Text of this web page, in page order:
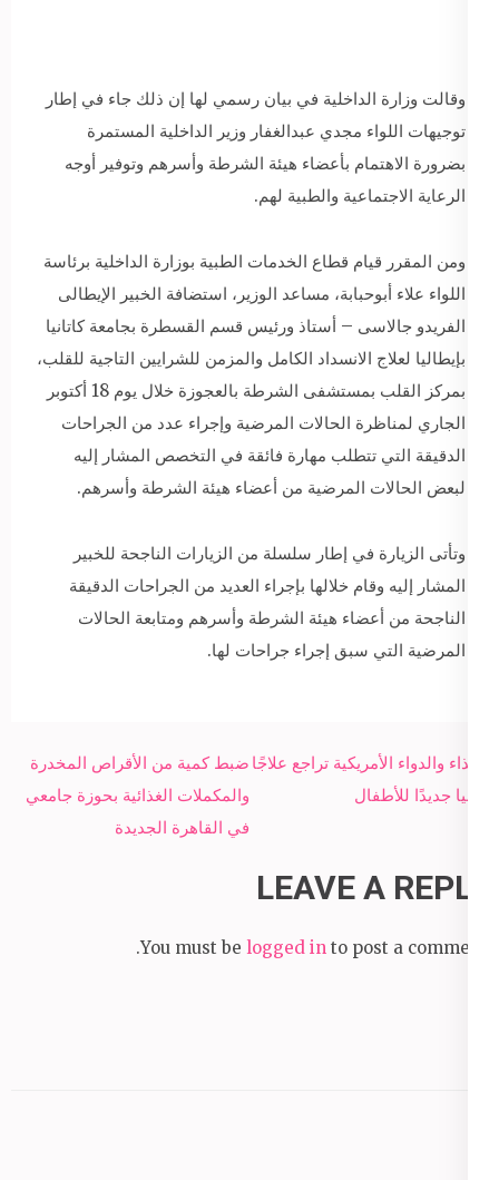
وقالت وزارة الداخلية في بيان رسمي لها إن ذلك جاء في إطار
توجيهات اللواء مجدي عبدالغفار وزير الداخلية المستمرة
بضرورة الاهتمام بأعضاء هيئة الشرطة وأسرهم وتوفير أوجه
الرعاية الاجتماعية والطبية لهم.
ومن المقرر قيام قطاع الخدمات الطبية بوزارة الداخلية برئاسة
اللواء علاء أبوحبابة، مساعد الوزير، استضافة الخبير الإيطالى
الفريدو جالاسى – أستاذ ورئيس قسم القسطرة بجامعة كاتانيا
بإيطاليا لعلاج الانسداد الكامل والمزمن للشرايين التاجية للقلب،
بمركز القلب بمستشفى الشرطة بالعجوزة خلال يوم 18 أكتوبر
الجاري لمناظرة الحالات المرضية وإجراء عدد من الجراحات
الدقيقة التي تتطلب مهارة فائقة في التخصص المشار إليه
لبعض الحالات المرضية من أعضاء هيئة الشرطة وأسرهم.
وتأتى الزيارة في إطار سلسلة من الزيارات الناجحة للخبير
المشار إليه وقام خلالها بإجراء العديد من الجراحات الدقيقة
الناجحة من أعضاء هيئة الشرطة وأسرهم ومتابعة الحالات
المرضية التي سبق إجراء جراحات لها.
Post
navigation
ضبط كمية من الأقراص المخدرة
والمكملات الغذائية بحوزة جامعي
في القاهرة الجديدة
الغذاء والدواء الأمريكية تراجع علاجًا
جينيا جديدًا للأطفال
LEAVE A REPLY
You must be logged in to post a comment.